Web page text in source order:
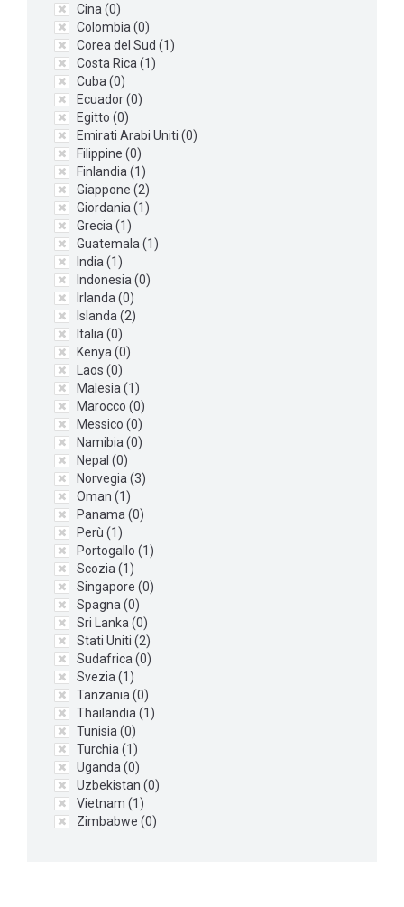
Cina (0)
Colombia (0)
Corea del Sud (1 )
Costa Rica (1 )
Cuba (0)
Ecuador (0)
Egitto (0)
Emirati Arabi Uniti (0)
Filippine (0)
Finlandia (1 )
Giappone (2)
Giordania (1 )
Grecia (1 )
Guatemala (1 )
India (1 )
Indonesia (0)
Irlanda (0)
Islanda (2)
Italia (0)
Kenya (0)
Laos (0)
Malesia (1 )
Marocco (0)
Messico (0)
Namibia (0)
Nepal (0)
Norvegia (3)
Oman (1 )
Panama (0)
Perù (1 )
Portogallo (1 )
Scozia (1 )
Singapore (0)
Spagna (0)
Sri Lanka (0)
Stati Uniti (2)
Sudafrica (0)
Svezia (1 )
Tanzania (0)
Thailandia (1 )
Tunisia (0)
Turchia (1 )
Uganda (0)
Uzbekistan (0)
Vietnam (1 )
Zimbabwe (0)